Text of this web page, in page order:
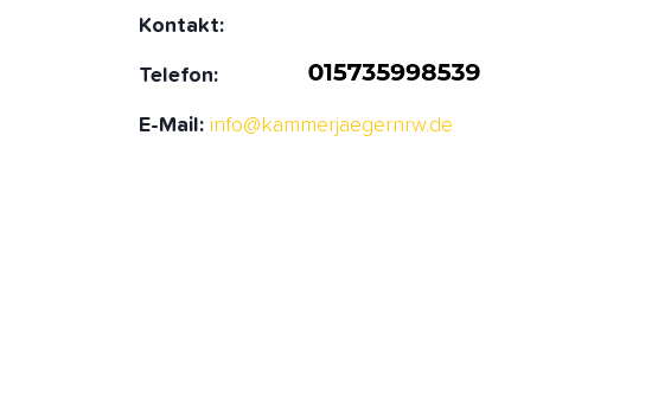
Kontakt:
Telefon:
E-Mail: info@kammerjaegernrw.de